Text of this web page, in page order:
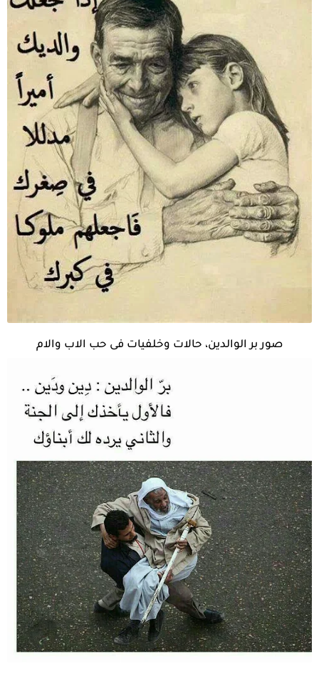
صور بر الوالدين، حالات وخلفيات فى حب الاب والام